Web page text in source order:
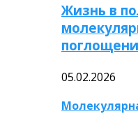
Жизнь в
05.02.2026